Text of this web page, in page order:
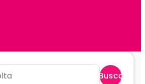
Buscar